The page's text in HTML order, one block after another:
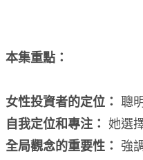
本集重點：
女性投資者的定位： 聰
自我定位和專注： 她選
全局觀念的重要性：
強